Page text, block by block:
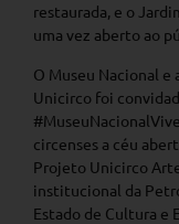
restaurada, e o
uma vez aberto ao
O Museu Nacional e
Unicirco foi
circenses a céu
Projeto Unicirco
institucional da
Estado de Cultura e